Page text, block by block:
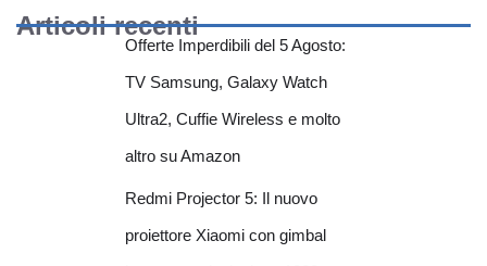
Articoli recenti
Offerte Imperdibili del 5 Agosto:
TV Samsung, Galaxy Watch
Ultra2, Cuffie Wireless e molto
altro su Amazon
Redmi Projector 5: Il nuovo
proiettore Xiaomi con gimbal